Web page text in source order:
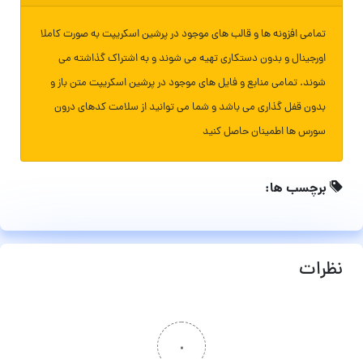
تمامی افزونه ها و قالب های موجود در پرشین اسکریپت به صورت کاملا
اورجینال و بدون دستکاری تهیه می شوند و به اشتراک گذاشته می
شوند. تمامی منابع و فایل های موجود در پرشین اسکریپت متن باز و
بدون قفل گذاری می باشد و شما می توانید از سلامت کدهای درون
سورس ها اطمینان حاصل کنید
برچسب ها:
نظرات
۰